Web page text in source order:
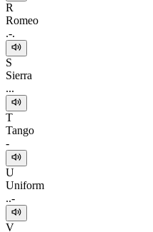
R
Romeo
.-.
S
Sierra
...
T
Tango
-
U
Uniform
..-
V